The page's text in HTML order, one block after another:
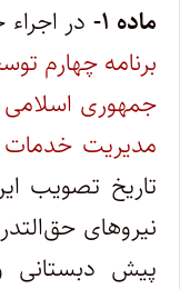
ماده ۱-
در اجراء جزء (۲) بند
برنامه چهارم
جمهوری اسلامی
مدیریت
تاریخ تصویب
نیروهای
پیش دبستانی